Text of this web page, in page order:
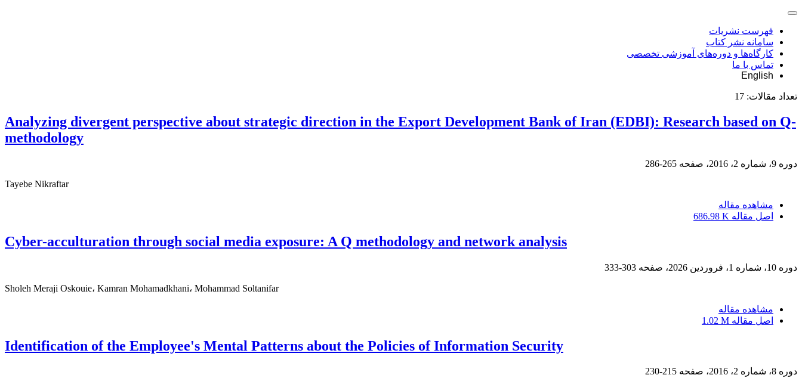
فهرست نشریات
سامانه نشر کتاب
کارگاه‌ها و دوره‌های آموزشی تخصصی
تماس با ما
English
تعداد مقالات: 17
Analyzing divergent perspective about strategic direction in the Export Development Bank of Iran (EDBI): Research based on Q-
methodology
دوره 9، شماره 2، 2016، صفحه
265-286
Tayebe Nikraftar
مشاهده مقاله
اصل مقاله 686.98 K
Cyber-acculturation through social media exposure: A Q methodology and network analysis
دوره 10، شماره 1، فروردین 2026، صفحه 303-333
Sholeh Meraji Oskouie، Kamran Mohamadkhani، Mohammad Soltanifar
مشاهده مقاله
اصل مقاله 1.02 M
Identification of the Employee's Mental Patterns about the Policies of Information Security
دوره 8، شماره 2، 2016، صفحه 215-230